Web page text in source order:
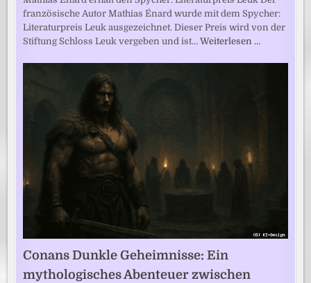
französische Autor Mathias Énard wurde mit dem Spycher:
Literaturpreis Leuk ausgezeichnet. Dieser Preis wird von der
Stiftung Schloss Leuk vergeben und ist…Weiterlesen …
Conans Dunkle Geheimnisse: Ein
mythologisches Abenteuer zwischen